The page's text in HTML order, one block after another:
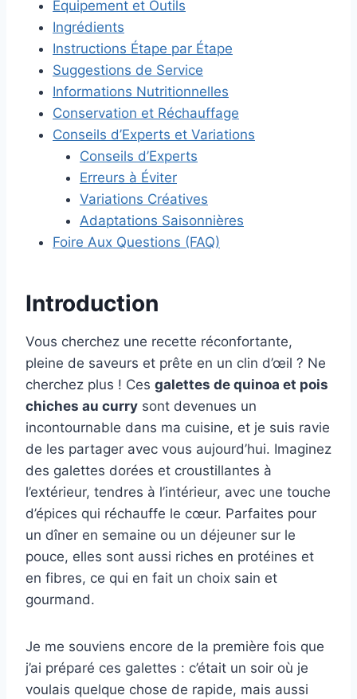
Équipement et Outils
Ingrédients
Instructions Étape par Étape
Suggestions de Service
Informations Nutritionnelles
Conservation et Réchauffage
Conseils d’Experts et Variations
Conseils d’Experts
Erreurs à Éviter
Variations Créatives
Adaptations Saisonnières
Foire Aux Questions (FAQ)
Introduction
Vous cherchez une recette réconfortante,
pleine de saveurs et prête en un clin d’œil ? Ne
cherchez plus ! Ces galettes de quinoa et pois
chiches au curry sont devenues un
incontournable dans ma cuisine, et je suis ravie
de les partager avec vous aujourd’hui. Imaginez
des galettes dorées et croustillantes à
l’extérieur, tendres à l’intérieur, avec une touche
d’épices qui réchauffe le cœur. Parfaites pour
un dîner en semaine ou un déjeuner sur le
pouce, elles sont aussi riches en protéines et
en fibres, ce qui en fait un choix sain et
gourmand.
Je me souviens encore de la première fois que
j’ai préparé ces galettes : c’était un soir où je
voulais quelque chose de rapide, mais aussi